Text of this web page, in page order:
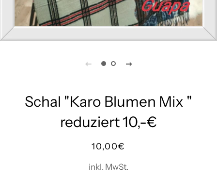
Schal "Karo Blumen Mix "
reduziert 10,-€
Normaler
Sonderpreis
10,00€
inkl. MwSt.